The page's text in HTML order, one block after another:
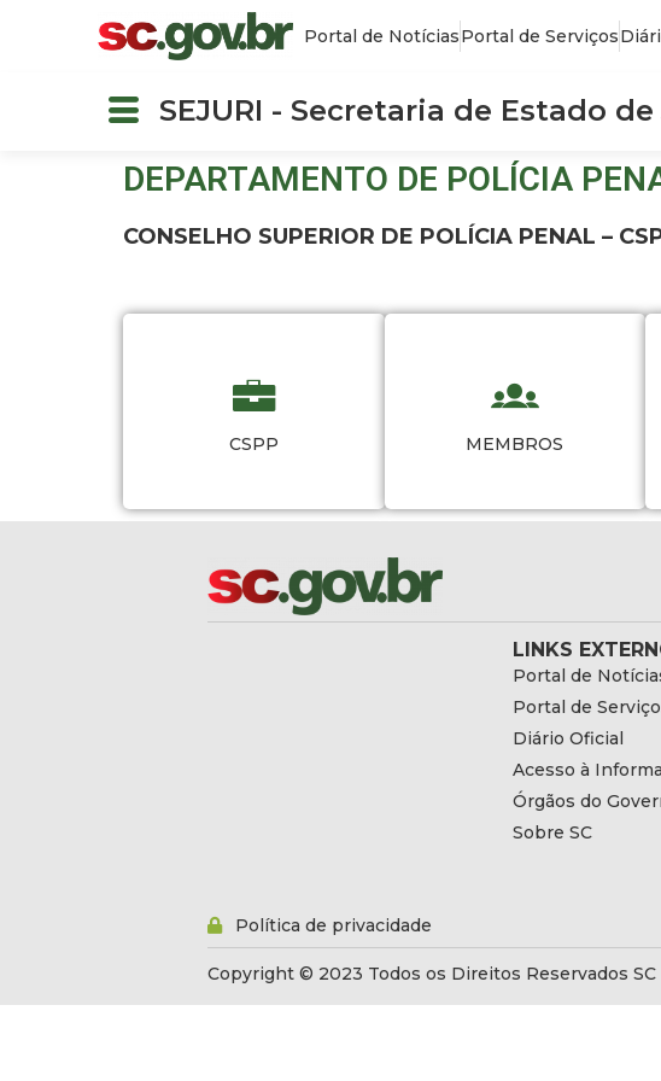
Portal de NotíciasPortal de Serviços
SEJURI - Secretaria de Estado
DEPARTAMENTO DE POLÍCIA
CONSELHO SUPERIOR DE POLÍCIA PENAL –
CSPP MEMBROS
LINKS
Portal de
Portal de
Diário Oficial
Acesso à
Órgãos do
Sobre SC
Política de privacidade
Copyright © 2023 Todos os Direitos Reservados